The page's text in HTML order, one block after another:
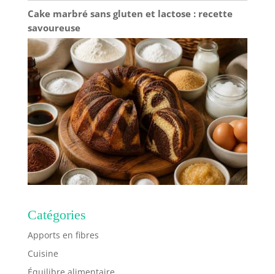
offrirons un
si les assiettes
rectangulaires arrivent
cassés
Cake marbré sans gluten et lactose : recette
savoureuse
Catégories
Apports en fibres
Cuisine